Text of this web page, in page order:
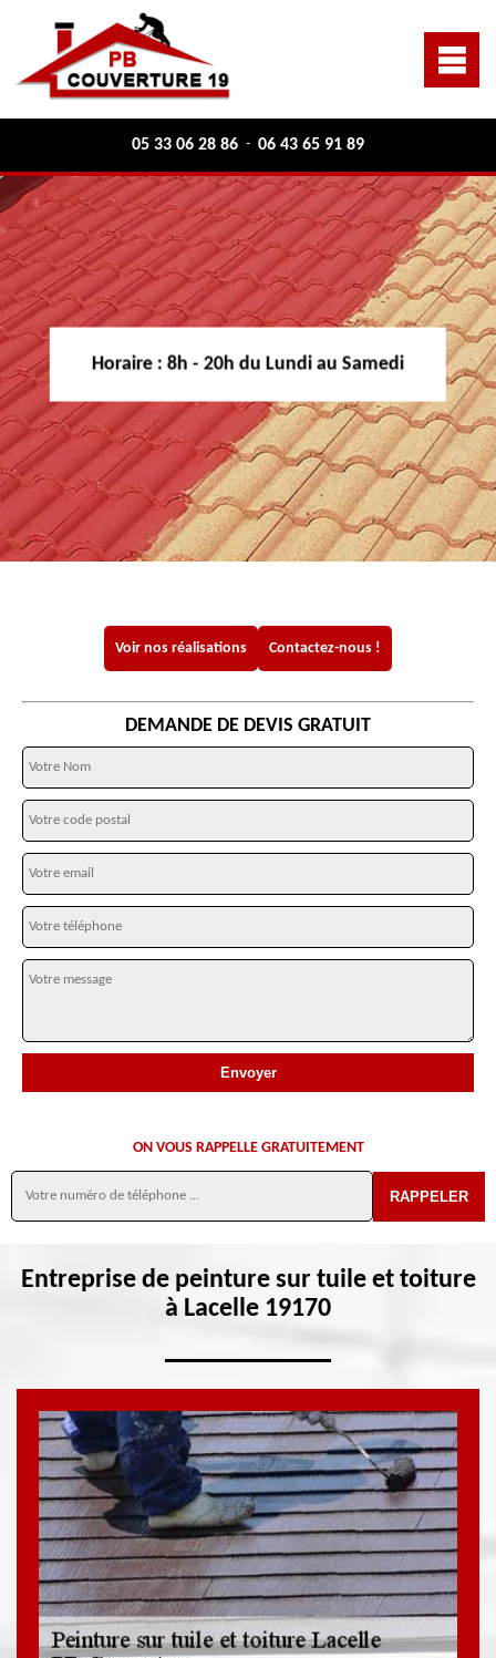
05 33 06 28 86 - 06 43 65 91 89
Horaire : 8h - 20h du Lundi au Samedi
Voir nos réalisations Contactez-nous !
DEMANDE DE DEVIS GRATUIT
ON VOUS RAPPELLE GRATUITEMENT
Entreprise de peinture sur tuile et toiture
à Lacelle 19170